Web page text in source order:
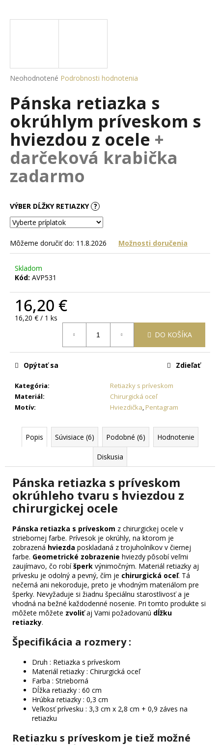
Priemerné
produktu
je
z
5
hviezdičiek.
Neohodnotené Podrobnosti hodnotenia
Pánska retiazka s
okrúhlym príveskom s
hviezdou z ocele +
darčeková krabička
zadarmo
VÝBER DĹŽKY RETIAZKY ?
Môžeme doručiť do: 11.8.2026 Možnosti doručenia
Skladom
Kód: AVP531
16,20 €
Jednotková
16,20 € / 1 ks
DO KOŠÍKA
Kategória:
Retiazky s príveskom
Materiál:
Chirurgická oceľ
Motív: Hviezdička Pentagram
Opýtať sa Zdieľať
Popis Súvisiace (6) Podobné (6) Hodnotenie
Diskusia
Pánska retiazka s príveskom
okrúhleho tvaru s hviezdou z
chirurgickej ocele
Pánska retiazka s príveskom z chirurgickej ocele v
striebornej farbe. Prívesok je okrúhly, na ktorom je
zobrazená hviezda poskladaná z trojuholníkov v čiernej
farbe. Geometrické zobrazenie hviezdy pôsobí veľmi
zaujímavo, čo robíšperk výnimočným. Materiál retiazky aj
prívesku je odolný a pevný, čím je chirurgická oceľ. Tá
nečerná ani nekoroduje, preto je vhodným materiálom pre
šperky. Nevyžaduje si žiadnu špeciálnu starostlivosť a je
vhodná na bežné každodenné nosenie. Pri tomto produkte si
môžete môžete zvoliťaj Vami požadovanú dĺžku
retiazky.
Špecifikácia a rozmery :
Druh : Retiazka s príveskom
Materiál retiazky : Chirurgická oceľ
Farba : Strieborná
Dĺžka retiazky : 60 cm
Hrúbka retiazky : 0,3 cm
Veľkosť prívesku : 3,3 cm x 2,8 cm + 0,9 záves na
retiazku
Retiazku s príveskom je tiež možné
j
?
HĽADAŤ
O
d
p
r
ú
č
m
e
RETIAZKA
S
PRÍVESKOM
ANJEL
PRI
PRODUKTE
MÔŽETE
ZVOLIŤ
DĹŽKU
RETIAZKY